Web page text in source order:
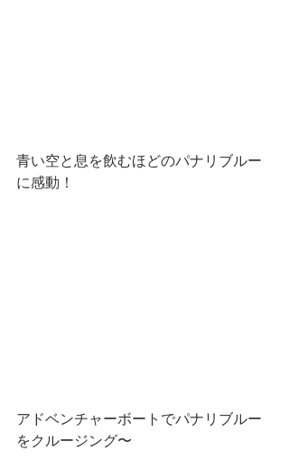
青い空と息を飲むほどのパナリブルー
に感動！
アドベンチャーボートでパナリブルー
をクルージング〜